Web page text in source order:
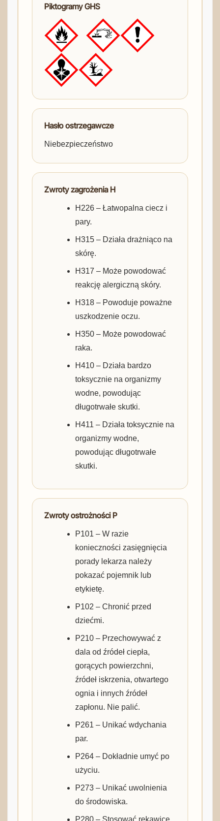
Piktogramy GHS
Hasło ostrzegawcze
Niebezpieczeństwo
Zwroty zagrożenia H
H226 – Łatwopalna ciecz i
pary.
H315 – Działa drażniąco na
skórę.
H317 – Może powodować
reakcję alergiczną skóry.
H318 – Powoduje poważne
uszkodzenie oczu.
H350 – Może powodować
raka.
H410 – Działa bardzo
toksycznie na organizmy
wodne, powodując
długotrwałe skutki.
H411 – Działa toksycznie na
organizmy wodne,
powodując długotrwałe
skutki.
Zwroty ostrożności P
P101 – W razie
konieczności zasięgnięcia
porady lekarza należy
pokazać pojemnik lub
etykietę.
P102 – Chronić przed
dziećmi.
P210 – Przechowywać z
dala od źródeł ciepła,
gorących powierzchni,
źródeł iskrzenia, otwartego
ognia i innych źródeł
zapłonu. Nie palić.
P261 – Unikać wdychania
par.
P264 – Dokładnie umyć po
użyciu.
P273 – Unikać uwolnienia
do środowiska.